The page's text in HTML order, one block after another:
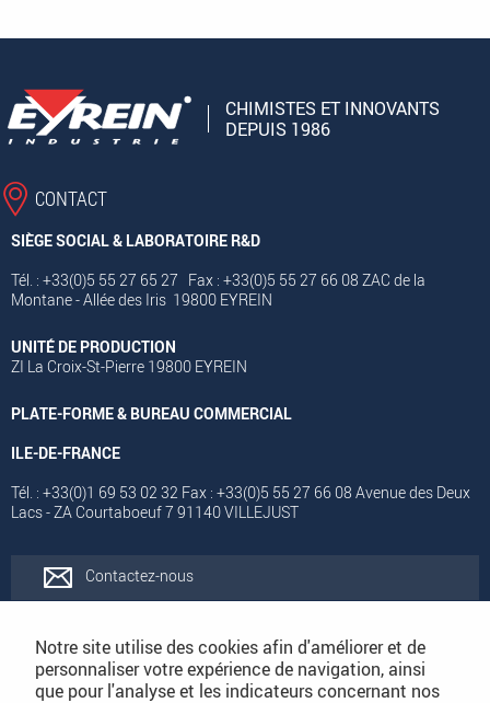
CHIMISTES ET INNOVANTS
DEPUIS 1986
CONTACT
SIÈGE SOCIAL & LABORATOIRE R&D
Tél. : +33(0)5 55 27 65 27 Fax : +33(0)5 55 27 66 08 ZAC de la
Montane - Allée des Iris 19800 EYREIN
UNITÉ DE PRODUCTION
ZI La Croix-St-Pierre 19800 EYREIN
PLATE-FORME & BUREAU COMMERCIAL
ILE-DE-FRANCE
Tél. : +33(0)1 69 53 02 32 Fax : +33(0)5 55 27 66 08 Avenue des Deux
Lacs - ZA Courtaboeuf 7 91140 VILLEJUST
Contactez-nous
Notre site utilise des cookies afin d'améliorer et de
personnaliser votre expérience de navigation, ainsi
que pour l'analyse et les indicateurs concernant nos